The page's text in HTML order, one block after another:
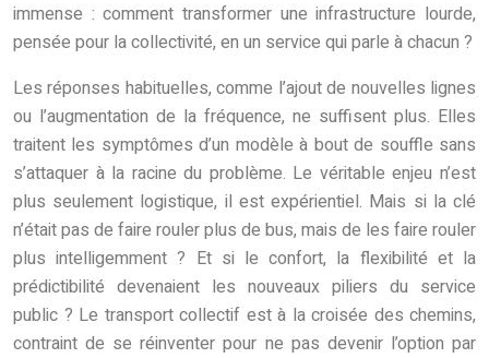
immense : comment transformer une infrastructure lourde,
pensée pour la collectivité, en un service qui parle à chacun ?
Les réponses habituelles, comme l’ajout de nouvelles lignes
ou l’augmentation de la fréquence, ne suffisent plus. Elles
traitent les symptômes d’un modèle à bout de souffle sans
s’attaquer à la racine du problème. Le véritable enjeu n’est
plus seulement logistique, il est expérientiel. Mais si la clé
n’était pas de faire rouler plus de bus, mais de les faire rouler
plus intelligemment ? Et si le confort, la flexibilité et la
prédictibilité devenaient les nouveaux piliers du service
public ? Le transport collectif est à la croisée des chemins,
contraint de se réinventer pour ne pas devenir l’option par